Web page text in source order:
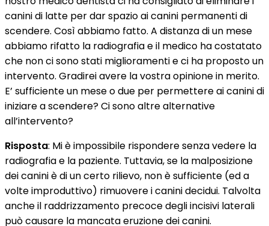
canini di latte per dar spazio ai canini permanenti di
scendere. Così abbiamo fatto. A distanza di un mese
abbiamo rifatto la radiografia e il medico ha costatato
che non ci sono stati miglioramenti e ci ha proposto un
intervento. Gradirei avere la vostra opinione in merito.
E’ sufficiente un mese o due per permettere ai canini di
iniziare a scendere? Ci sono altre alternative
all’intervento?
Risposta: Mi è impossibile rispondere senza vedere la
radiografia e la paziente. Tuttavia, se la malposizione
dei canini è di un certo rilievo, non è sufficiente (ed a
volte improduttivo) rimuovere i canini decidui. Talvolta
anche il raddrizzamento precoce degli incisivi laterali
può causare la mancata eruzione dei canini.